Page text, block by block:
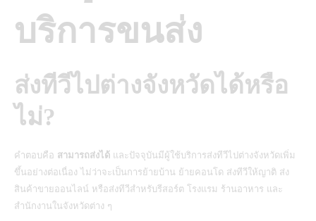
บริการขนส่ง
ส่งทีวีไปต่างจังหวัดได้หรือ
ไม่?
คำตอบคือ สามารถส่งได้ และปัจจุบันมีผู้ใช้บริการส่งทีวีไปต่างจังหวัดเพิ่ม
ขึ้นอย่างต่อเนื่อง ไม่ว่าจะเป็นการย้ายบ้าน ย้ายคอนโด ส่งทีวีให้ญาติ ส่ง
สินค้าขายออนไลน์ หรือส่งทีวีสำหรับรีสอร์ต โรงแรม ร้านอาหาร และ
สำนักงานในจังหวัดต่าง ๆ